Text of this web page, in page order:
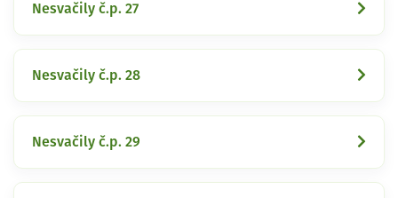
Nesvačily č.p. 27
Nesvačily č.p. 28
Nesvačily č.p. 29